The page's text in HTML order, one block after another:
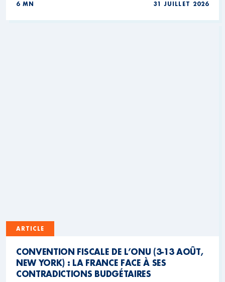
6 MN 31 JUILLET 2026
ARTICLE
CONVENTION FISCALE DE L’ONU (3-13 AOÛT,
NEW YORK) : LA FRANCE FACE À SES
CONTRADICTIONS BUDGÉTAIRES